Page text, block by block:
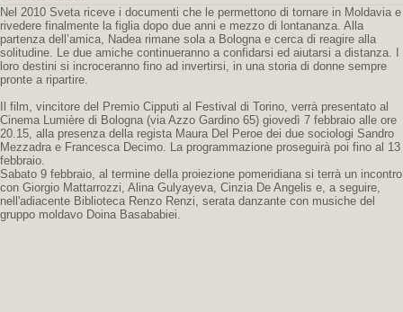
Nel 2010 Sveta riceve i documenti che le permettono di tornare in Moldavia e
rivedere finalmente la figlia dopo due anni e mezzo di lontananza. Alla
partenza dell’amica, Nadea rimane sola a Bologna e cerca di reagire alla
solitudine. Le due amiche continueranno a confidarsi ed aiutarsi a distanza. I
loro destini si incroceranno fino ad invertirsi, in una storia di donne sempre
pronte a ripartire.
Il film, vincitore del Premio Cipputi al Festival di Torino, verrà presentato al
Cinema Lumière di Bologna (via Azzo Gardino 65) giovedì 7 febbraio alle ore
20.15, alla presenza della regista Maura Del Peroe dei due sociologi Sandro
Mezzadra e Francesca Decimo. La programmazione proseguirà poi fino al 13
febbraio.
Sabato 9 febbraio, al termine della proiezione pomeridiana si terrà un incontro
con Giorgio Mattarrozzi, Alina Gulyayeva, Cinzia De Angelis e, a seguire,
nell'adiacente Biblioteca Renzo Renzi, serata danzante con musiche del
gruppo moldavo Doina Basababiei.